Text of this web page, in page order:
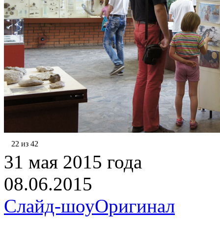
22 из 42
31 мая 2015 года
08.06.2015
Слайд-шоуОригинал